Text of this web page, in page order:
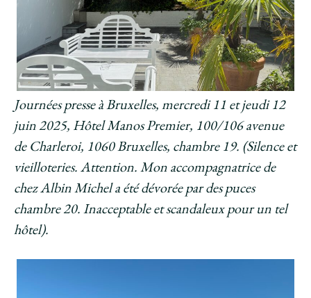
Journées presse à Bruxelles, mercredi 11 et jeudi 12
juin 2025, Hôtel Manos Premier, 100/106 avenue
de Charleroi, 1060 Bruxelles, chambre 19. (Silence et
vieilloteries. Attention. Mon accompagnatrice de
chez Albin Michel a été dévorée par des puces
chambre 20. Inacceptable et scandaleux pour un tel
hôtel).